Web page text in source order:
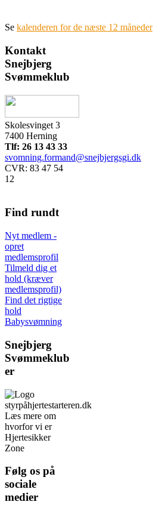
Se kalenderen for de næste 12 måneder
Kontakt
Snejbjerg
Svømmeklub
Skolesvinget 3
7400 Herning
Tlf: 26 13 43 33
svomning.formand@snejbjergsgi.dk
CVR: 83 47 54
12
Find rundt
Nyt medlem -
opret
medlemsprofil
Tilmeld dig et
hold (kræver
medlemsprofil)
Find det rigtige
hold
Babysvømning
Snejbjerg
Svømmeklub
er
Læs mere om
hvorfor vi er
Hjertesikker
Zone
Følg os på
sociale
medier